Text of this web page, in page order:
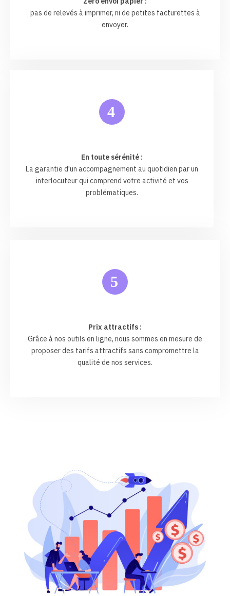
pas de relevés à imprimer, ni de petites facturettes à
envoyer.
4
En toute sérénité :
La garantie d'un accompagnement au quotidien par un
interlocuteur qui comprend votre activité et vos
problématiques.
5
Prix attractifs :
Grâce à nos outils en ligne, nous sommes en mesure de
proposer des tarifs attractifs sans compromettre la
qualité de nos services.